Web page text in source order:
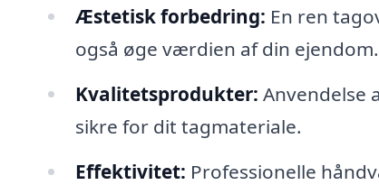
Æstetisk forbedring: En ren
også øge værdien af din ejendom.
Kvalitetsprodukter: Anvendelse
sikre for dit tagmateriale.
Effektivitet: Professionelle